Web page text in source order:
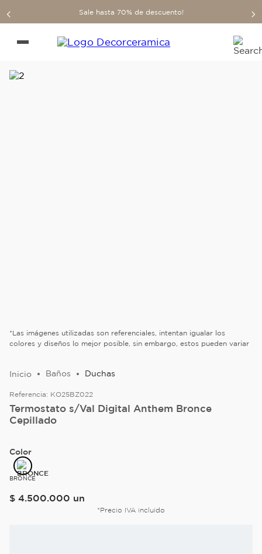
Sale hasta 70% de descuento!
*Las imágenes utilizadas son referenciales, intentan igualar los
colores y diseños lo mejor posible, sin embargo, estos pueden variar
Baños Duchas
Referencia: KO25BZ022
Termostato s/Val Digital Anthem Bronce
Cepillado
Color
BRONCE
$ 4.500.000 un
*Precio IVA incluido